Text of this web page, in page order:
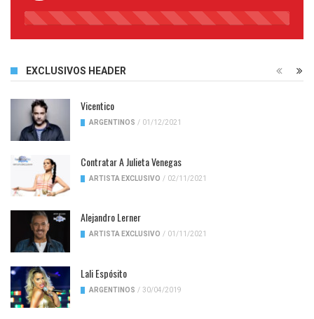
45%
EXCLUSIVOS HEADER
Vicentico
ARGENTINOS / 01/12/2021
Contratar A Julieta Venegas
ARTISTA EXCLUSIVO / 02/11/2021
Alejandro Lerner
ARTISTA EXCLUSIVO / 01/11/2021
Lali Espósito
ARGENTINOS / 30/04/2019